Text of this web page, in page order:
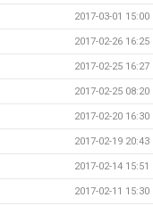
2017-03-01 15:00
2017-02-26 16:25
2017-02-25 16:27
2017-02-25 08:20
2017-02-20 16:30
2017-02-19 20:43
2017-02-14 15:51
2017-02-11 15:30